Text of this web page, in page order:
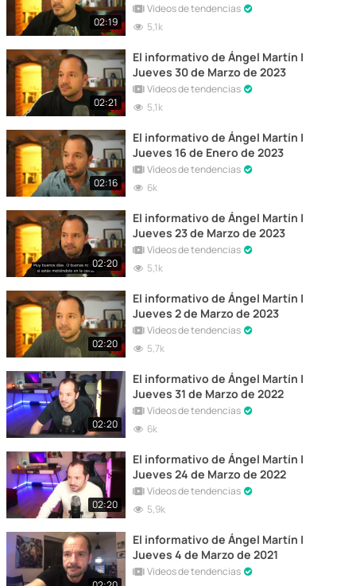
02:19
Vídeos de tendencias
5,1k
02:21
El informativo de Ángel Martín |
Jueves 30 de Marzo de 2023
Vídeos de tendencias
5,1k
02:16
El informativo de Ángel Martín |
Jueves 16 de Enero de 2023
Vídeos de tendencias
6k
02:20
El informativo de Ángel Martín |
Jueves 23 de Marzo de 2023
Vídeos de tendencias
5,1k
02:20
El informativo de Ángel Martín |
Jueves 2 de Marzo de 2023
Vídeos de tendencias
5,7k
02:20
El informativo de Ángel Martín |
Jueves 31 de Marzo de 2022
Vídeos de tendencias
6k
02:20
El informativo de Ángel Martín |
Jueves 24 de Marzo de 2022
Vídeos de tendencias
5,9k
El informativo de Ángel Martín |
Jueves 4 de Marzo de 2021
Vídeos de tendencias